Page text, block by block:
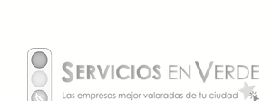
Cómo instalar o sustituir una